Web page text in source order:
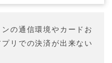
の通信環境やカードお
リでの決済が出来ない